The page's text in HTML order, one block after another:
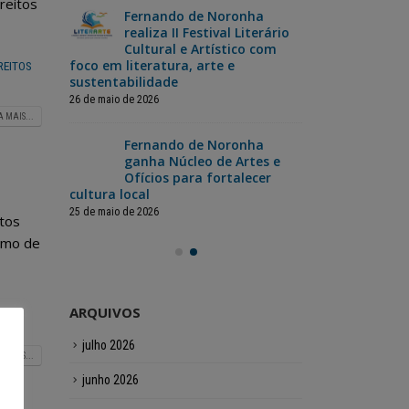
MAIS...
de
MAIS...
Fernando de Noronha
realiza II Festival Literário
Cultural e Artístico com
foco em literatura, arte e
sustentabilidade
26 de maio de 2026
Fernando de Noronha
ganha Núcleo de Artes e
Ofícios para fortalecer
cultura local
25 de maio de 2026
ARQUIVOS
julho 2026
junho 2026